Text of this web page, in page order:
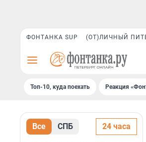
ФОНТАНКА SUP (ОТ)ЛИЧНЫЙ
Топ-10, куда поехать Реакция
Все СПБ 24 часа